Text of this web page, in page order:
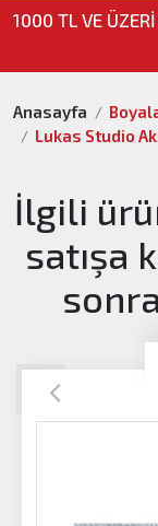
1000 TL VE
Anasayfa
Lukas Studio
İlgili
satışa